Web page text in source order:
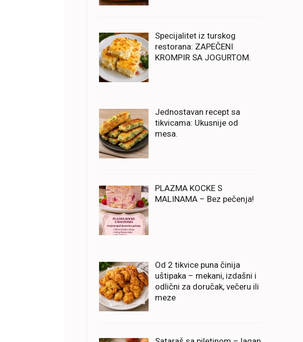
Specijalitet iz turskog
restorana: ZAPEČENI
KROMPIR SA JOGURTOM.
Jednostavan recept sa
tikvicama: Ukusnije od
mesa.
PLAZMA KOCKE S
MALINAMA – Bez pečenja!
Od 2 tikvice puna činija
uštipaka – mekani, izdašni i
odlični za doručak, večeru ili
meze